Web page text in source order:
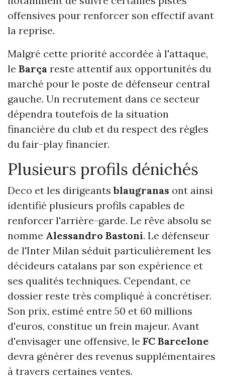
offensives pour renforcer son effectif avant
la reprise.
Malgré cette priorité accordée à l'attaque,
le Barça reste attentif aux opportunités du
marché pour le poste de défenseur central
gauche. Un recrutement dans ce secteur
dépendra toutefois de la situation
financière du club et du respect des règles
du fair-play financier.
Plusieurs profils dénichés
Deco et les dirigeantsblaugranas ont ainsi
identifié plusieurs profils capables de
renforcer l'arrière-garde. Le rêve absolu se
nomme Alessandro Bastoni. Le défenseur
de l'Inter Milan séduit particulièrement les
décideurs catalans par son expérience et
ses qualités techniques. Cependant, ce
dossier reste très compliqué à concrétiser.
Son prix, estimé entre 50 et 60 millions
d'euros, constitue un frein majeur. Avant
d'envisager une offensive, le FC Barcelone
devra générer des revenus supplémentaires
à travers certaines ventes.